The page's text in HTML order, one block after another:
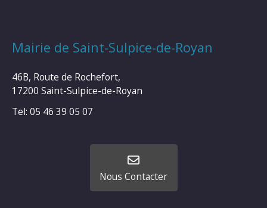
Mairie de Saint-Sulpice-de-Royan
46B, Route de Rochefort,
17200 Saint-Sulpice-de-Royan
Tel: 05 46 39 05 07
Nous Contacter